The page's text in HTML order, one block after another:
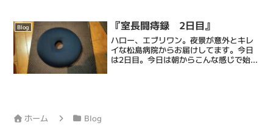
なたにひとときの心地よい癒しと眠りを
もたらし、...
Blog 『室長闘痔録 2日目』
ハロー、エブリワン。夜景が意外とキレ
イな松島病院からお届けしてます。今日
は2日目。今日は朝からこんな感じで始ま
ホーム
Blog